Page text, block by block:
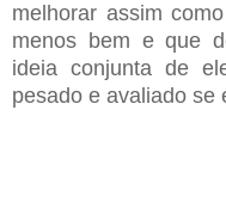
melhorar assim
menos bem e que
ideia conjunta de
pesado e avaliado se